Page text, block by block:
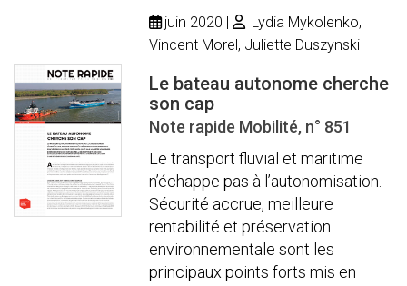
juin 2020
Lydia Mykolenko,
Vincent Morel, Juliette Duszynski
Le bateau autonome cherche
son cap
Note rapide Mobilité, n° 851
Le transport fluvial et maritime
n’échappe pas à l’autonomisation.
Sécurité accrue, meilleure
rentabilité et préservation
environnementale sont les
principaux points forts mis en